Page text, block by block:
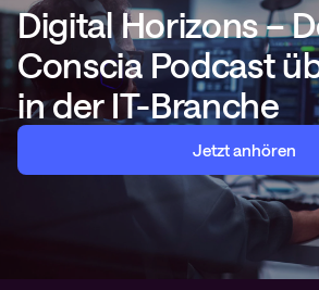
Digital Horizons –
Conscia Podcast
in der IT-Branche
Jetzt anhören